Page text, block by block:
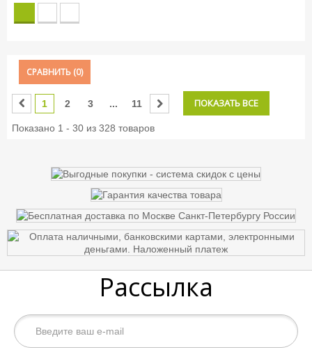
СРАВНИТЬ (0)
ПОКАЗАТЬ ВСЕ
1 2 3 ... 11
Показано 1 - 30 из 328 товаров
Рассылка